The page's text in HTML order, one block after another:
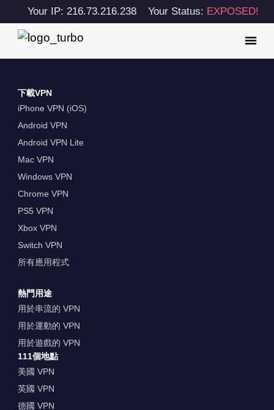
Your IP: 216.73.216.238 Your Status: EXPOSED!
下載VPN
iPhone VPN (iOS)
Android VPN
Android VPN Lite
Mac VPN
Windows VPN
Chrome VPN
PS5 VPN
Xbox VPN
Switch VPN
所有應用程式
熱門用途
用於串流的 VPN
用於運動的 VPN
用於遊戲的 VPN
111個地點
美國 VPN
英國 VPN
德國 VPN